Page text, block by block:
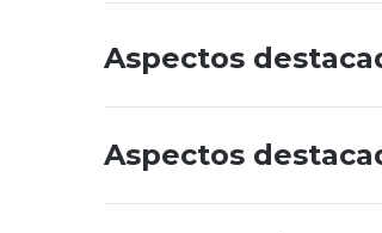
Aspectos
Aspectos